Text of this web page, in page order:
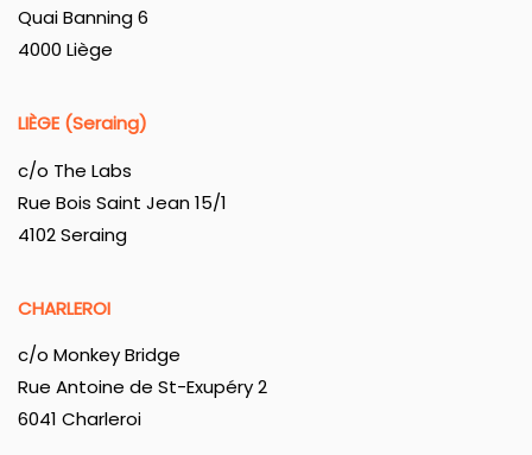
Quai Banning 6
4000 Liège
LIÈGE (Seraing)
c/o The Labs
Rue Bois Saint Jean 15/1
4102 Seraing
CHARLEROI
c/o Monkey Bridge
Rue Antoine de St-Exupéry 2
6041 Charleroi